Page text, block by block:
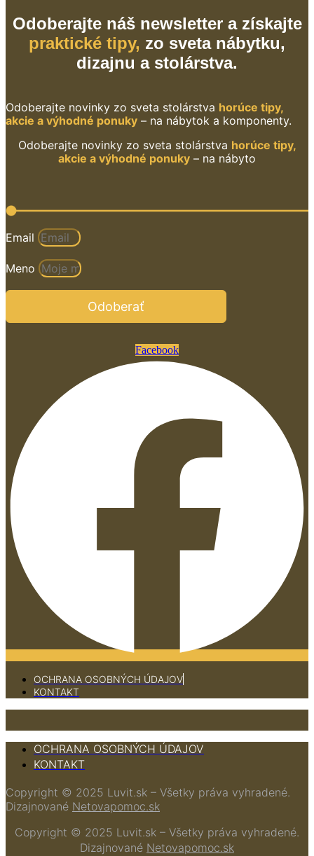
Odoberajte náš newsletter a získajte
praktické tipy, zo sveta nábytku,
dizajnu a stolárstva.
Odoberajte novinky zo sveta stolárstva horúce tipy,
akcie a výhodné ponuky – na nábytok a komponenty.
Odoberajte novinky zo sveta stolárstva horúce tipy,
akcie a výhodné ponuky – na nábyto
Email
Meno
Odoberať
Facebook
OCHRANA OSOBNÝCH ÚDAJOV
KONTAKT
OCHRANA OSOBNÝCH ÚDAJOV
KONTAKT
Copyright © 2025 Luvit.sk – Všetky práva vyhradené.
Dizajnované Netovapomoc.sk
Copyright © 2025 Luvit.sk – Všetky práva vyhradené.
Dizajnované Netovapomoc.sk